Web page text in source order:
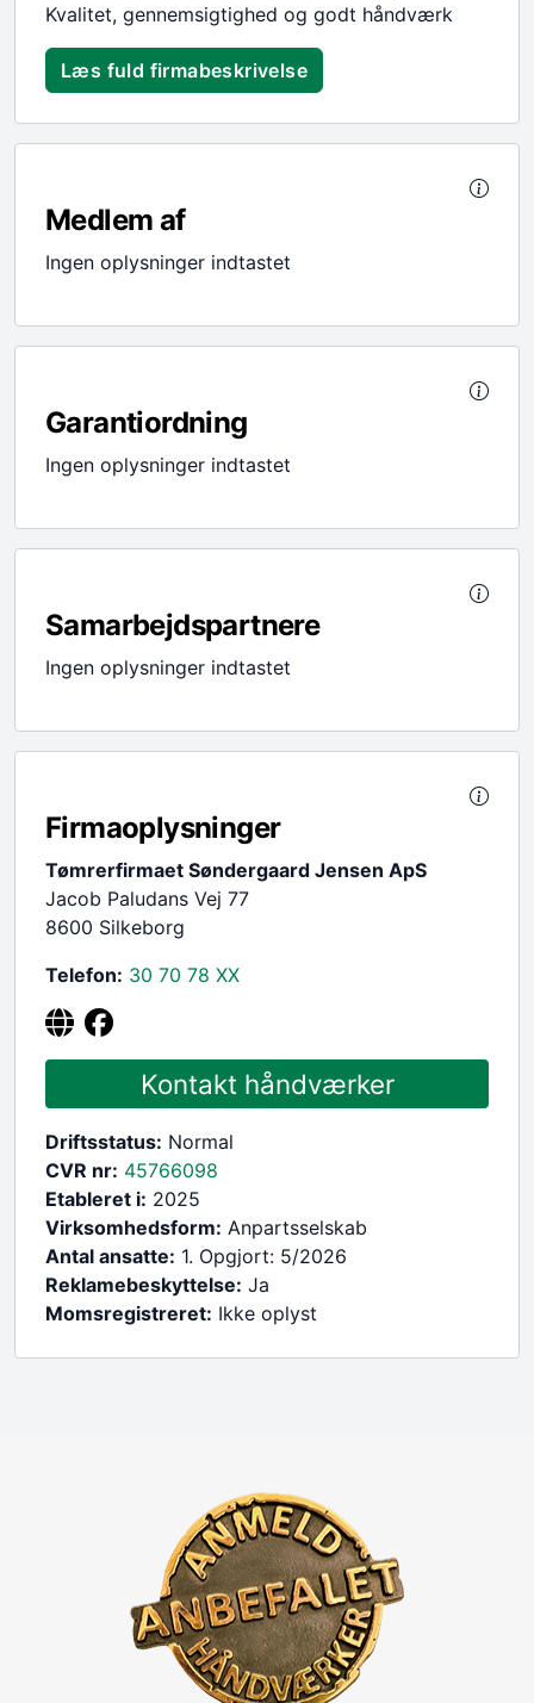
Kvalitet, gennemsigtighed og godt håndværk
Læs fuld firmabeskrivelse
Medlem af
Ingen oplysninger indtastet
Garantiordning
Ingen oplysninger indtastet
Samarbejdspartnere
Ingen oplysninger indtastet
Firmaoplysninger
Tømrerfirmaet Søndergaard Jensen ApS
Jacob Paludans Vej 77
8600 Silkeborg
Telefon: 30 70 78 XX
Kontakt håndværker
Driftsstatus: Normal
CVR nr: 45766098
Etableret i: 2025
Virksomhedsform: Anpartsselskab
Antal ansatte: 1. Opgjort: 5/2026
Reklamebeskyttelse: Ja
Momsregistreret: Ikke oplyst